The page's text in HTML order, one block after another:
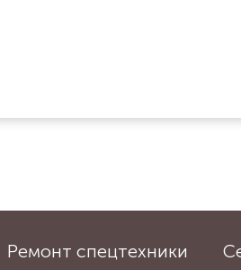
Ремонт спецтехники